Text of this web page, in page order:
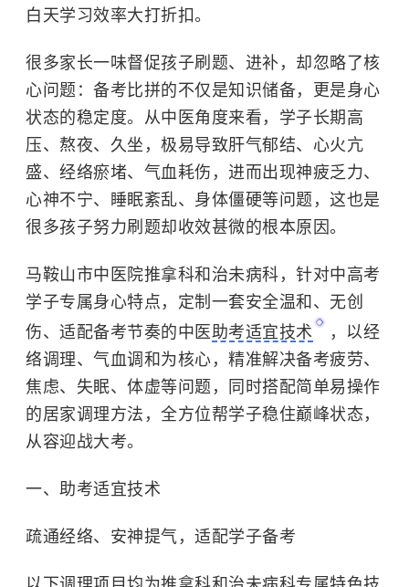
白天学习效率大打折扣。
很多家长一味督促孩子刷题、进补，却忽略了核
心问题： 备考比拼的不仅是知识储备，更是身心
状态的稳定度。 从中医角度来看，学子长期高
压、熬夜、久坐，极易导致肝气郁结、心火亢
盛、经络瘀堵、气血耗伤，进而出现神疲乏力、
心神不宁、睡眠紊乱、身体僵硬等问题，这也是
很多孩子努力刷题却收效甚微的根本原因。
马鞍山市中医院推拿科和治未病科，针对中高考
学子专属身心特点，定制一套安全温和、无创
伤、适配备考节奏的中医助考适宜技术
，以经
络调理、气血调和为核心，精准解决备考疲劳、
焦虑、失眠、体虚等问题，同时搭配简单易操作
的居家调理方法，全方位帮学子稳住巅峰状态，
从容迎战大考。
一、助考适宜技术
疏通经络、安神提气，适配学子备考